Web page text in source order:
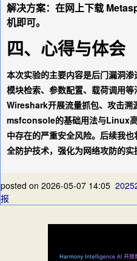
解决方案：在网上下载
机即可。
四、心得与体会
本次实验的主要内容是后门漏洞
模块检索、参数配置、载荷调用
Wireshark开展流量抓包、攻击溯
msfconsole的基础用法与Linux
中存在的严重安全风险。后续我
全防护技术，强化为网络攻防的实
posted on 2026-05-07 14:05
报